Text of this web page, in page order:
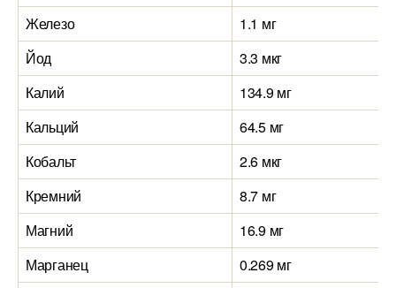
Железо
1.1 мг
Йод
3.3 мкг
Калий
134.9 мг
Кальций
64.5 мг
Кобальт
2.6 мкг
Кремний
8.7 мг
Магний
16.9 мг
Марганец
0.269 мг